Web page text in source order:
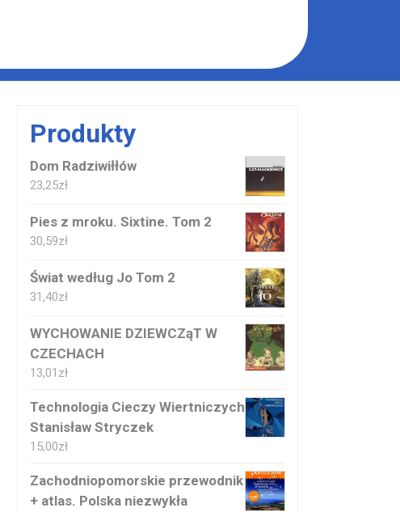
Produkty
Dom Radziwiłłów
23,25zł
Pies z mroku. Sixtine. Tom 2
30,59zł
Świat według Jo Tom 2
31,40zł
WYCHOWANIE DZIEWCZąT W
CZECHACH
13,01 zł
Technologia Cieczy Wiertniczych
Stanisław Stryczek
15,00zł
Zachodniopomorskie przewodnik
+ atlas. Polska niezwykła